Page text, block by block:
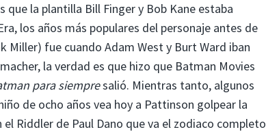
que la plantilla Bill Finger y Bob Kane estaba
los años más populares del personaje antes de
Miller) fue cuando Adam West y Burt Ward iban
la verdad es que hizo que Batman Movies
para siempresalió. Mientras tanto, algunos
de ocho años vea hoy a Pattinson golpear la
Riddler de Paul Dano que va el zodiaco completo